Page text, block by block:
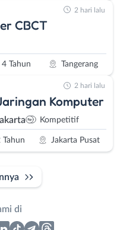
CBCT
Tahun Tangerang
2 hari lalu
Komputer
Kompetitif
Tahun Jakarta Pusat
2 hari lalu
di